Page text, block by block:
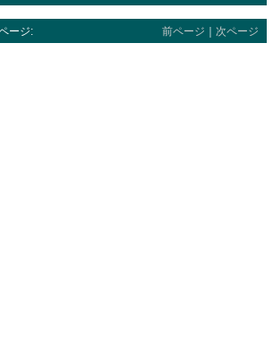
ージ: 前ページ ｜ 次ページ